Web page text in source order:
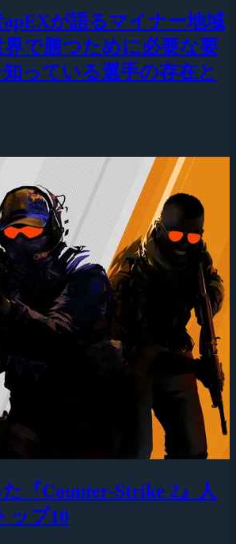
が語るマイナー地域
で勝つために必要な要
っている選手の存在と
『Counter-Strike 2』人
ップ10